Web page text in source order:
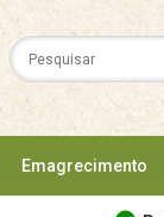
Emagrecimento